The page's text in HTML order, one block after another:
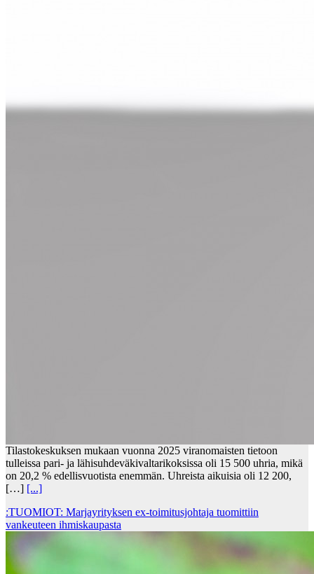
Tilastokeskuksen mukaan vuonna 2025 viranomaisten tietoon
tulleissa pari- ja lähisuhdeväkivaltarikoksissa oli 15 500 uhria, mikä
on 20,2 % edellisvuotista enemmän. Uhreista aikuisia oli 12 200,
[…] [...]
:TUOMIOT: Marjayrityksen ex-toimitusjohtaja tuomittiin
vankeuteen ihmiskaupasta